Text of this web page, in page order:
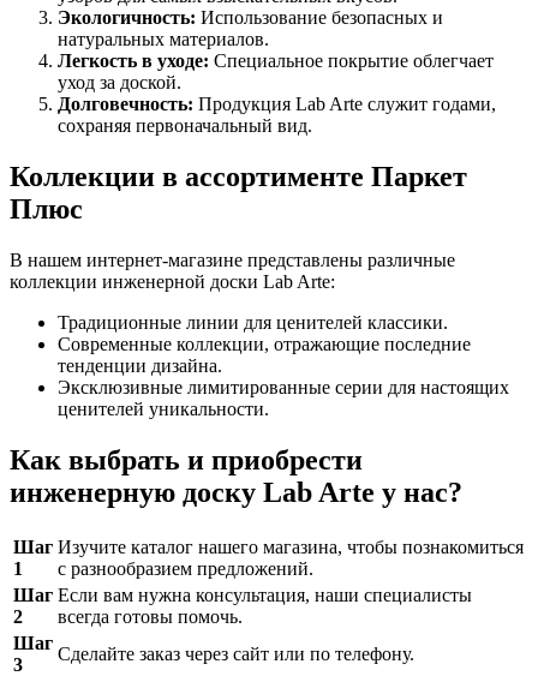
Экологичность: Использование безопасных и
натуральных материалов.
Легкость в уходе: Специальное покрытие облегчает
уход за доской.
Долговечность: Продукция Lab Arte служит годами,
сохраняя первоначальный вид.
Коллекции в ассортименте Паркет
Плюс
В нашем интернет-магазине представлены различные
коллекции инженерной доски Lab Arte:
Традиционные линии для ценителей классики.
Современные коллекции, отражающие последние
тенденции дизайна.
Эксклюзивные лимитированные серии для настоящих
ценителей уникальности.
Как выбрать и приобрести
инженерную доску Lab Arte у нас?
Шаг
1
Изучите каталог нашего магазина, чтобы познакомиться
с разнообразием предложений.
Шаг
2
Если вам нужна консультация, наши специалисты
всегда готовы помочь.
Шаг
3
Сделайте заказ через сайт или по телефону.